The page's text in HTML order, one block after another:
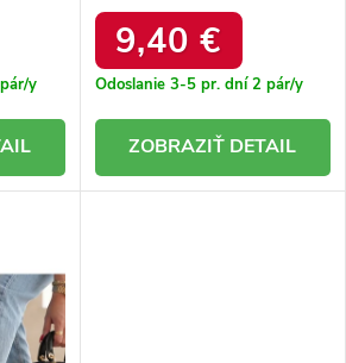
y
9,40 €
Odoslanie 3-5 pr. dní2 pár/y
DETAIL